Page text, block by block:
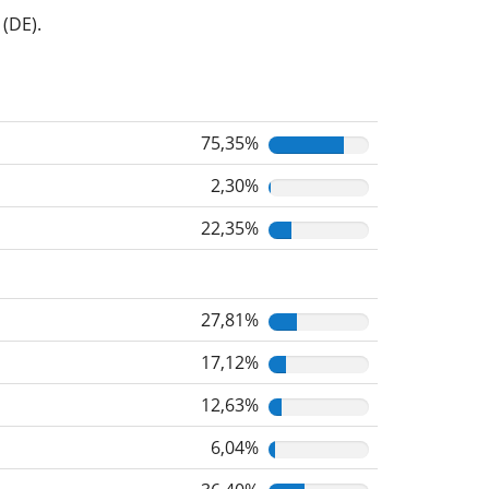
75,35%
2,30%
22,35%
27,81%
17,12%
12,63%
6,04%